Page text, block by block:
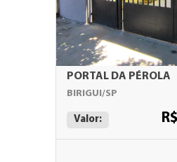
PORTAL DA PÉROLA
BIRIGUI/SP
Valor: